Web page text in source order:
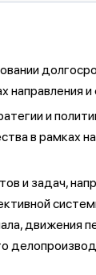
направления и
и
в рамках
и задач,
движения